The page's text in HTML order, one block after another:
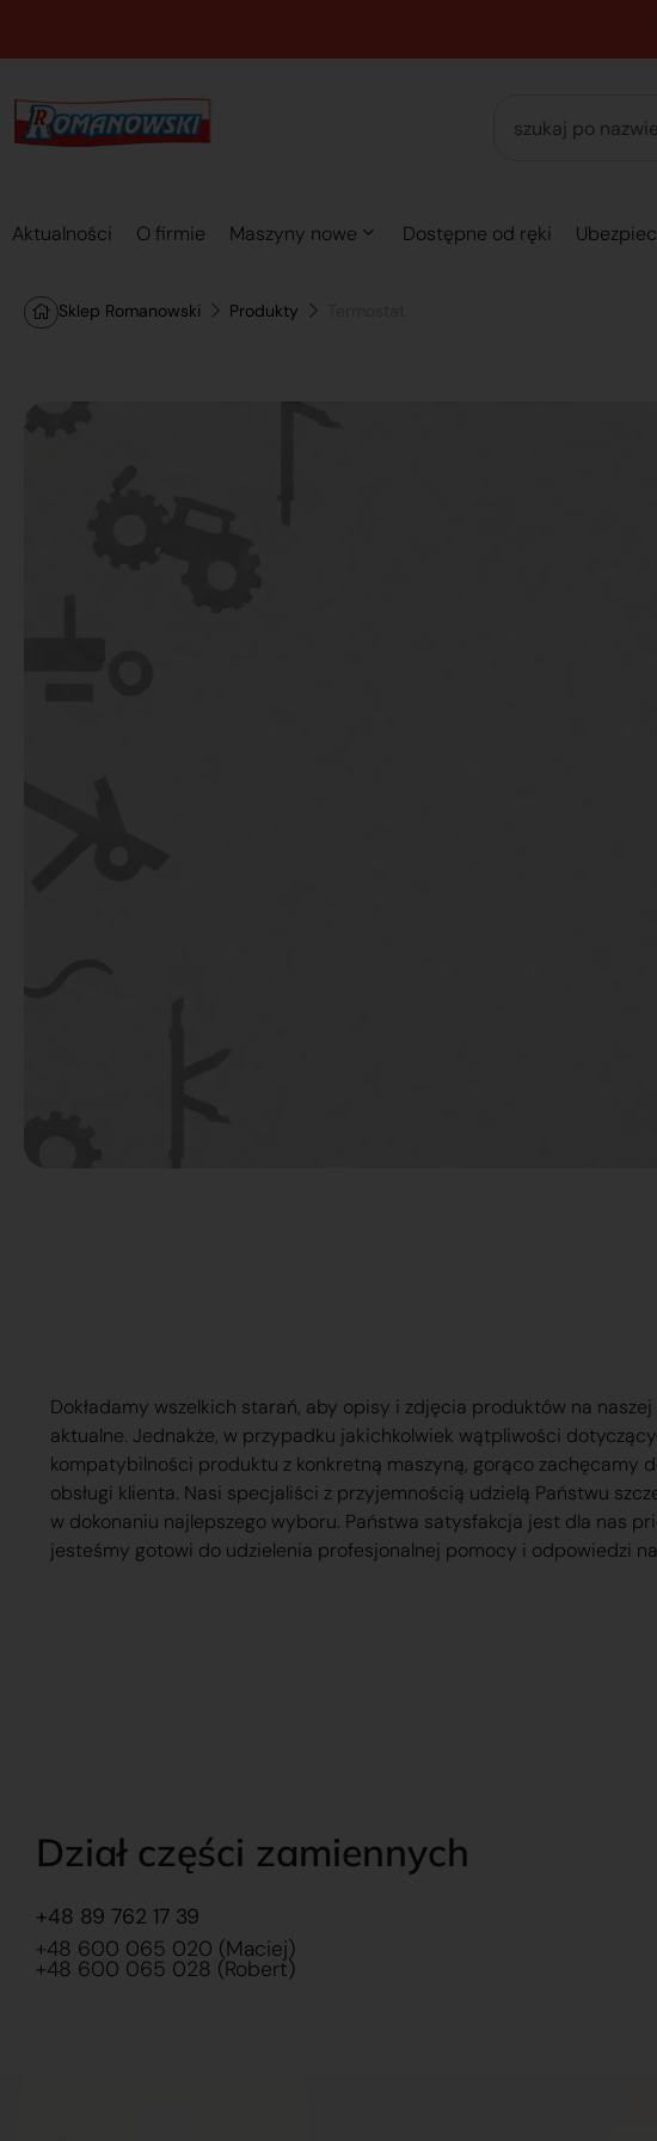
Aktualności O firmie Maszyny nowe Dostępne od ręki
Sklep Romanowski Produkty
Dokładamy wszelkich starań, aby opisy i zdjęcia produktów na
aktualne. Jednakże, w przypadku jakichkolwiek wątpliwości
kompatybilności produktu z konkretną maszyną, gorąco zachęcamy
obsługi klienta. Nasi specjaliści z przyjemnością udzielą Państwu
w dokonaniu najlepszego wyboru. Państwa satysfakcja jest dla nas
jesteśmy gotowi do udzielenia profesjonalnej pomocy i odpowiedzi
Dział części zamiennych
+48 89 762 17 39
+48 600 065 020 (Maciej)
+48 600 065 028 (Robert)